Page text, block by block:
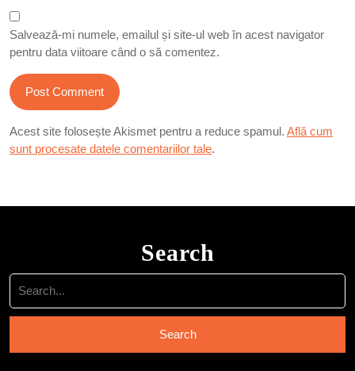
Salvează-mi numele, emailul și site-ul web în acest navigator
pentru data viitoare când o să comentez.
Acest site folosește Akismet pentru a reduce spamul. Află cum
sunt procesate datele comentariilor tale.
Search
Search
for: